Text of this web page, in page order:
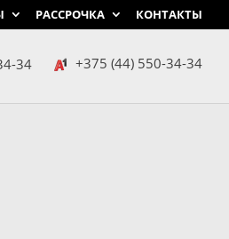
РАССРОЧКА КОНТАКТЫ
34 +375 (44) 550-34-34